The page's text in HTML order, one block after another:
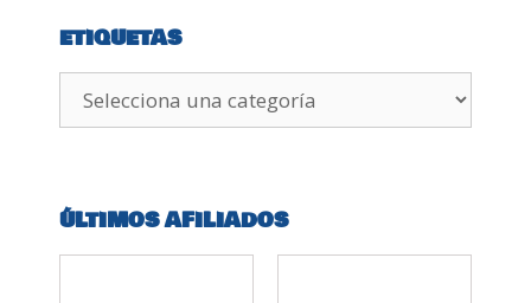
ETIQUETAS
ÚLTIMOS AFILIADOS